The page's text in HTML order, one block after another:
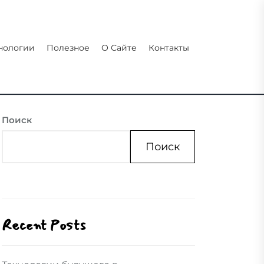
Полезное О Сайте Контакты
Поиск
Поиск
Recent Posts